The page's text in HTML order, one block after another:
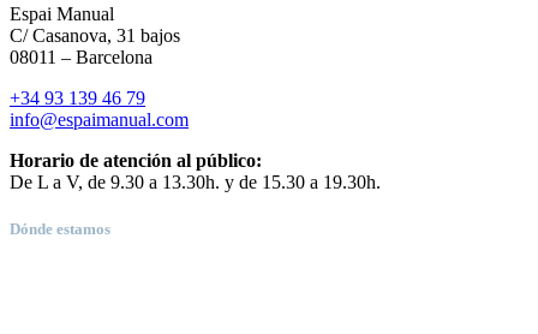
Espai Manual
C/ Casanova, 31 bajos
08011 – Barcelona
+34 93 139 46 79
info@espaimanual.com
Horario de atención al público:
De L a V, de 9.30 a 13.30h. y de 15.30 a 19.30h.
Dónde estamos